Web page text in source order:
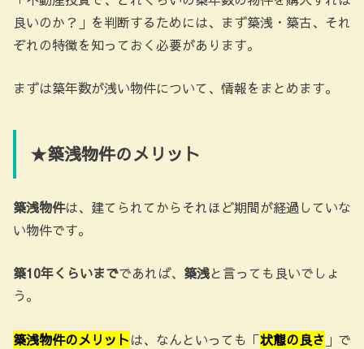
良いのか？」を判断するためには、まず築浅・築古、それ
ぞれの特徴を知っておく必要があります。
まずは築年数が浅い物件について、情報をまとめます。
★築浅物件のメリット
築浅物件は、建てられてからそれほど期間が経過していな
い物件です。
築10年くらいまでであれば、 築浅と言っても良いでしょ
う。
築浅物件のメリットは、なんといっても「状態の良さ 」で